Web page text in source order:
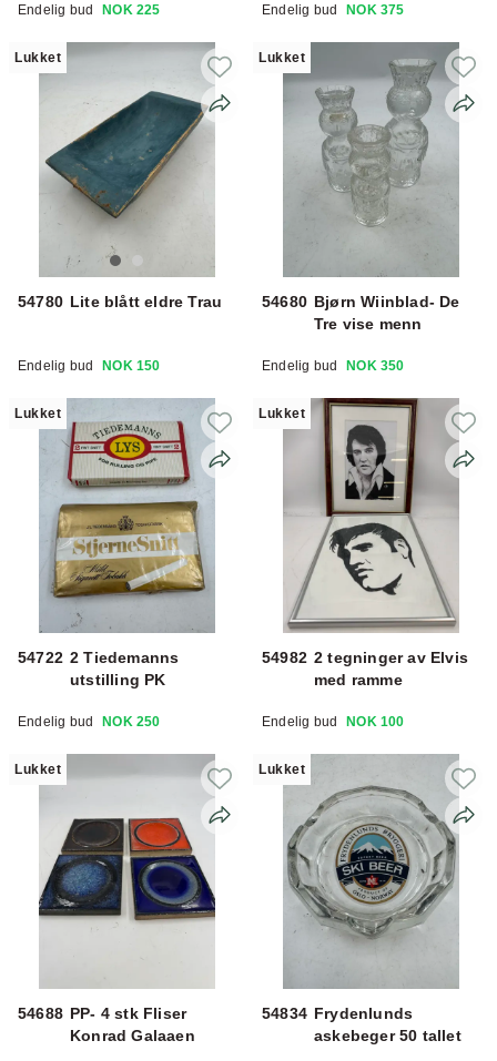
Endelig bud NOK 225
signering
Endelig bud NOK 375
Lukket
54780 Lite blått eldre Trau
Endelig bud NOK 150
Lukket
54680 Bjørn Wiinblad- De
Tre vise menn
Endelig bud NOK 350
Lukket
54722 2 Tiedemanns
utstilling PK
Endelig bud NOK 250
Lukket
54982 2 tegninger av Elvis
med ramme
Endelig bud NOK 100
Lukket
54688 PP- 4 stk Fliser
Konrad Galaaen
Lukket
54834 Frydenlunds
askebeger 50 tallet